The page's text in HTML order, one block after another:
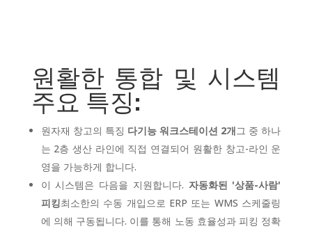
원활한 통합 및 시스템
주요 특징:
원자재 창고의 특징 다기능 워크스테이션 2개그 중 하나
는 2층 생산 라인에 직접 연결되어 원활한 창고-라인 운
영을 가능하게 합니다.
이 시스템은 다음을 지원합니다. 자동화된 '상품-사람'
피킹최소한의 수동 개입으로 ERP 또는 WMS 스케줄링
에 의해 구동됩니다. 이를 통해 노동 효율성과 피킹 정확